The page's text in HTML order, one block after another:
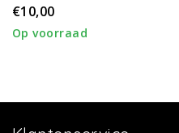
€10,00
Op voorraad